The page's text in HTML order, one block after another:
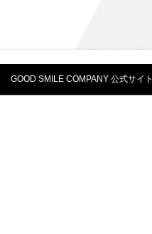
GOOD SMILE COMPANY 公式サイト